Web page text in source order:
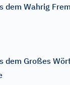
dem Wahrig
dem Großes